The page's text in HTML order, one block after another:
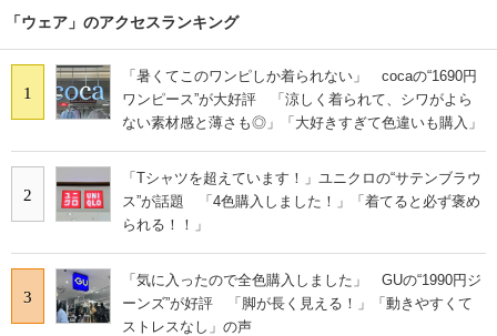
「ウェア」のアクセスランキング
1
「暑くてこのワンピしか着られない」 cocaの“1690円
ワンピース”が大好評 「涼しく着られて、シワがよら
ない素材感と薄さも◎」「大好きすぎて色違いも購入」
2
「Tシャツを超えています！」ユニクロの“サテンブラウ
ス”が話題 「4色購入しました！」「着てると必ず褒め
られる！！」
3
「気に入ったので全色購入しました」 GUの“1990円ジ
ーンズ”が好評 「脚が長く見える！」「動きやすくて
ストレスなし」の声